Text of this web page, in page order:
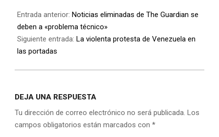
Entrada anterior: Noticias eliminadas de The Guardian se
deben a «problema técnico»
Siguiente entrada: La violenta protesta de Venezuela en
las portadas
DEJA UNA RESPUESTA
Tu dirección de correo electrónico no será publicada. Los
campos obligatorios están marcados con *